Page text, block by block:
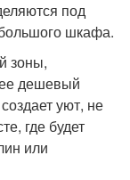
под
большого шкафа.
зоны,
дешевый
уют, не
где будет
или